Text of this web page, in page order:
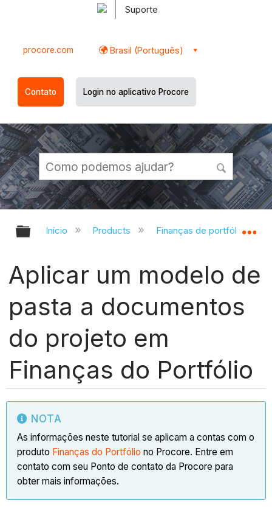
Suporte
procore.com Brasil (Português)
Contato Login no aplicativo Procore
Expandir/recolher hierarquia
Início Products Finanças de portfólio e
Aplicar um modelo de
pasta a documentos
do projeto em
Finanças do Portfólio
NOTA
As informações neste tutorial se aplicam a contas com o
produto Finanças do Portfólio no Procore. Entre em
contato com seu Ponto de contato da Procore para
obter mais informações.